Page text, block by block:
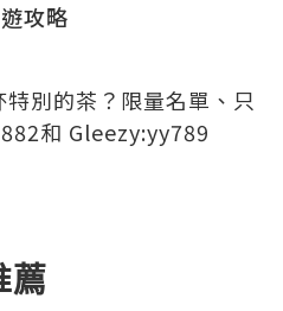
攻略
別的茶？限量名單、只
和 Gleezy:yy789
薦